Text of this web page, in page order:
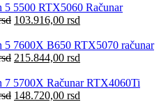
5 5500 RTX5060 Računar
103.916,00 rsd
5 7600X B650 RTX5070 računar
215.844,00 rsd
7 5700X Računar RTX4060Ti
148.720,00 rsd